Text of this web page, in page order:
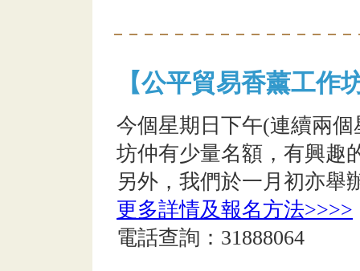
【公平貿易香薰工作
今個星期日下午(連續兩
坊仲有少量名額，有興趣
另外，我們於一月初亦舉
更多詳情及報名方法>>>>
電話查詢：31888064